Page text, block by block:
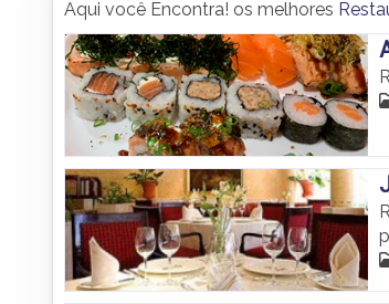
Aqui você Encontra! os melhores